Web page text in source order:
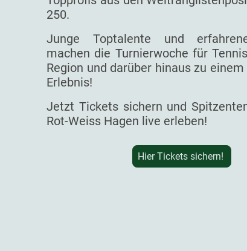
250.
Junge Toptalente und
machen die Turnierwoche für
Region und darüber hinaus zu
Erlebnis!
Jetzt Tickets sichern und
Rot-Weiss Hagen live erleben!
Hier Tickets sichern!